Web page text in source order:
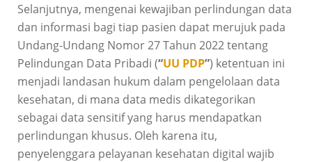
Selanjutnya, mengenai kewajiban perlindungan data
dan informasi bagi tiap pasien dapat merujuk pada
Undang-Undang Nomor 27 Tahun 2022 tentang
Pelindungan Data Pribadi (“UU PDP”) ketentuan ini
menjadi landasan hukum dalam pengelolaan data
kesehatan, di mana data medis dikategorikan
sebagai data sensitif yang harus mendapatkan
perlindungan khusus. Oleh karena itu,
penyelenggara pelayanan kesehatan digital wajib